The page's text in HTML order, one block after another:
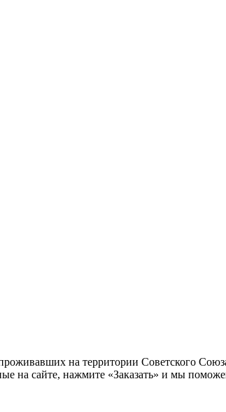
на территории Советского
на сайте, нажмите «Заказать» и мы